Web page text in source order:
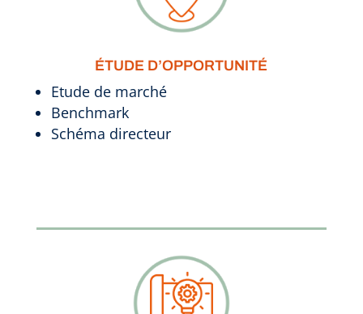
ÉTUDE D’OPPORTUNITÉ
Etude de marché
Benchmark
Schéma directeur